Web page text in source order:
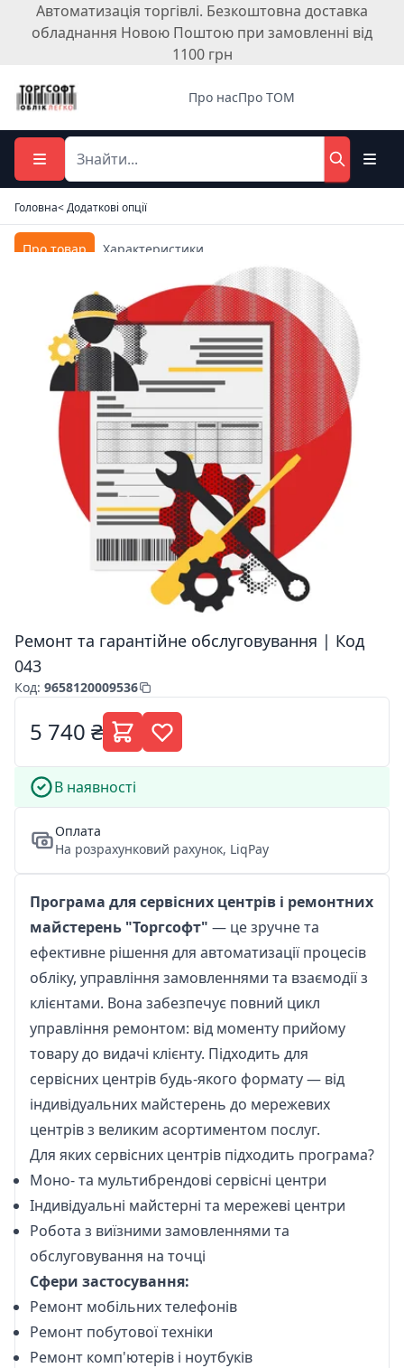
Автоматизація торгівлі. Безкоштовна доставка
обладнання Новою Поштою при замовленні від
1100 грн
Про насПро ТОМ
Головна< Додаткові опції
Про товар Характеристики
Ремонт та гарантійне обслуговування | Код
043
Код: 9658120009536
5 740 ₴
В наявності
Оплата
На розрахунковий рахунок, LiqPay
Програма для сервісних центрів і ремонтних
майстерень "Торгсофт" — це зручне та
ефективне рішення для автоматизації процесів
обліку, управління замовленнями та взаємодії з
клієнтами. Вона забезпечує повний цикл
управління ремонтом: від моменту прийому
товару до видачі клієнту. Підходить для
сервісних центрів будь-якого формату — від
індивідуальних майстерень до мережевих
центрів з великим асортиментом послуг.
Для яких сервісних центрів підходить програма?
Моно- та мультибрендові сервісні центри
Індивідуальні майстерні та мережеві центри
Робота з виїзними замовленнями та
обслуговування на точці
Сфери застосування:
Ремонт мобільних телефонів
Ремонт побутової техніки
Ремонт комп'ютерів і ноутбуків